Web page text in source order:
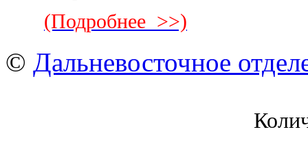
(Подробнее >>)
© Дальневосточное